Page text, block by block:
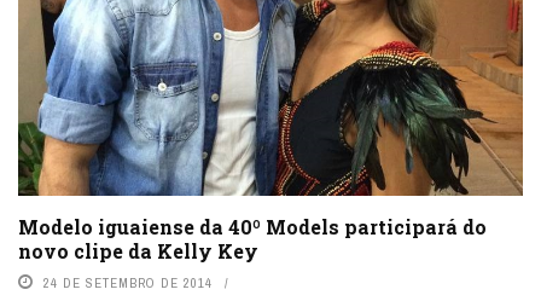
Modelo iguaiense da 40º Models participará do
novo clipe da Kelly Key
24 DE SETEMBRO DE 2014